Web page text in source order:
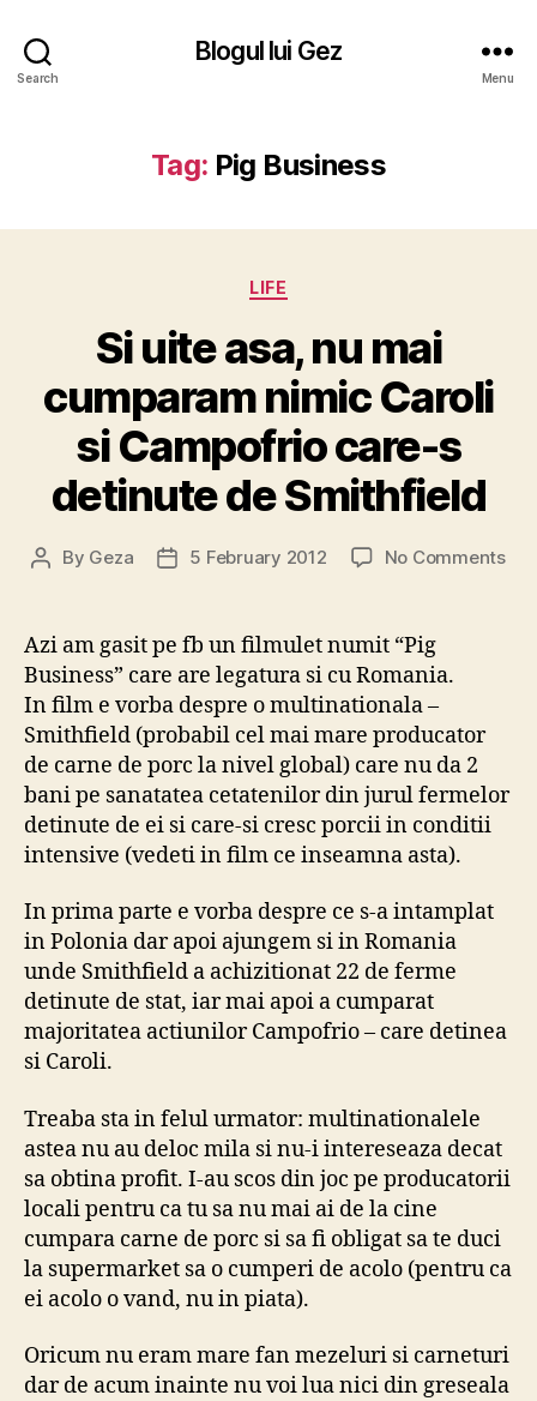
Search
Blogul lui Gez
Menu
Tag: Pig Business
Categories
LIFE
Si uite asa, nu mai
cumparam nimic Caroli
si Campofrio care-s
detinute de Smithfield
Post
By Geza
Post5 February 2012 No Commentson
si
Azi am gasit pe fb un filmulet numit “Pig
Business” care are legatura si cu Romania.
In film e vorba despre o multinationala –
Smithfield (probabil cel mai mare producator
de carne de porc la nivel global) care nu da 2
bani pe sanatatea cetatenilor din jurul fermelor
detinute de ei si care-si cresc porcii in conditii
intensive (vedeti in film ce inseamna asta).
In prima parte e vorba despre ce s-a intamplat
in Polonia dar apoi ajungem si in Romania
unde Smithfield a achizitionat 22 de ferme
detinute de stat, iar mai apoi a cumparat
majoritatea actiunilor Campofrio – care detinea
si Caroli.
Treaba sta in felul urmator: multinationalele
astea nu au deloc mila si nu-i intereseaza decat
sa obtina profit. I-au scos din joc pe producatorii
locali pentru ca tu sa nu mai ai de la cine
cumpara carne de porc si sa fi obligat sa te duci
la supermarket sa o cumperi de acolo (pentru ca
ei acolo o vand, nu in piata).
Oricum nu eram mare fan mezeluri si carneturi
dar de acum inainte nu voi lua nici din greseala